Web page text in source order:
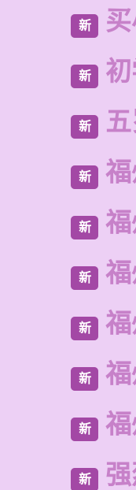
新
新
新
新
新
新
新
新
新
新